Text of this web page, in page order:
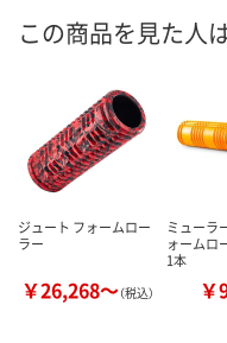
この商品を見た人
ジュート フォームロー
ラー
￥26,268～（税込）
ミューラ
ォームロ
1本
￥